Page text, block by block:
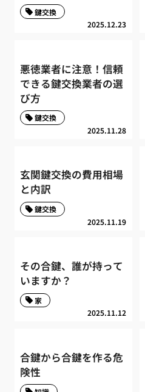
2025.12.23
鍵交換
悪徳業者に注意！信頼
できる鍵交換業者の選
び方
2025.11.28
鍵交換
玄関鍵交換の費用相場
と内訳
2025.11.19
鍵交換
その合鍵、誰が持って
いますか？
2025.11.12
家
合鍵から合鍵を作る危
険性